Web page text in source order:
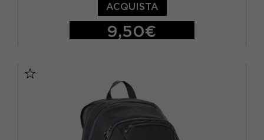
ACQUISTA
9,50€